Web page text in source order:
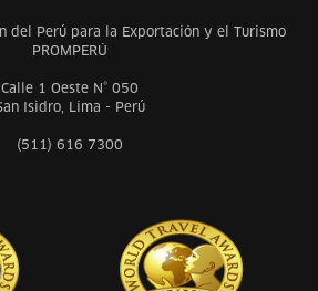
del Perú para la Exportación y el Turismo
PROMPERÚ
Calle 1 Oeste N° 050
Isidro, Lima - Perú
(511) 616 7300